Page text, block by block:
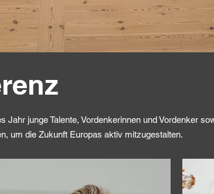
junge Talente, Vordenkerinnen und Vordenker
um die Zukunft Europas aktiv mitzugestalten.